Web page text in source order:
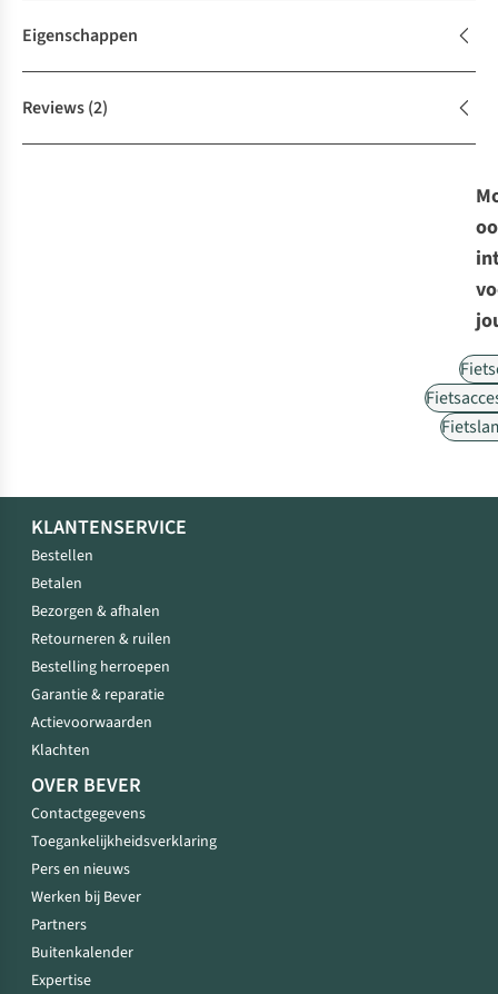
Eigenschappen
Reviews(2)
KLANTENSERVICE
Bestellen
Betalen
Bezorgen & afhalen
Retourneren & ruilen
Bestelling herroepen
Garantie & reparatie
Actievoorwaarden
Klachten
OVER BEVER
Contactgegevens
Toegankelijkheidsverklaring
Pers en nieuws
Werken bij Bever
Partners
Buitenkalender
Expertise